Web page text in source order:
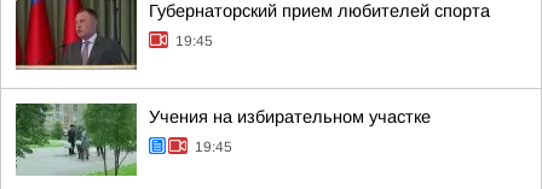
Губернаторский прием любителей спорта
19:45
Учения на избирательном участке
19:45